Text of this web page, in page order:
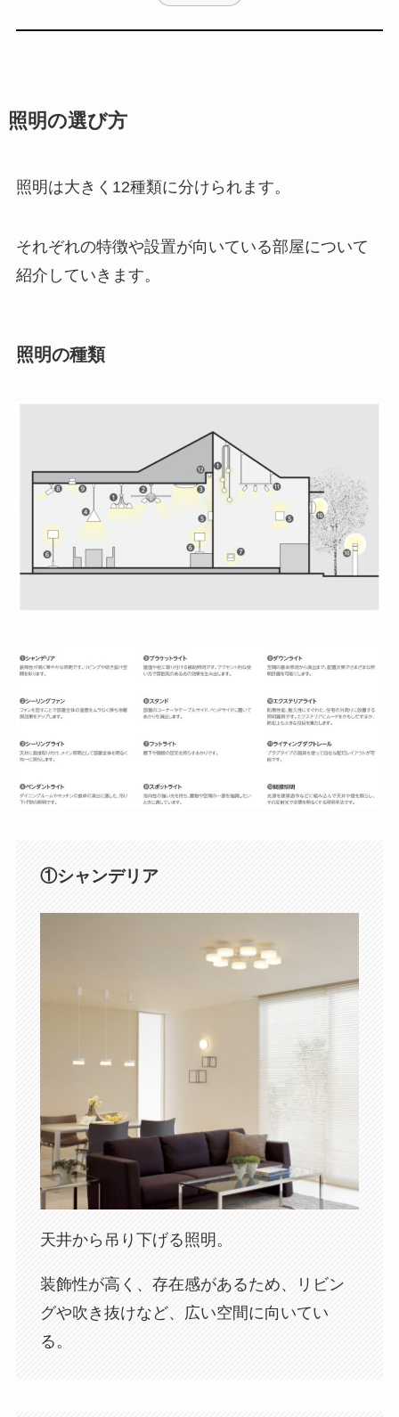
照明の選び方
照明は大きく12種類に分けられます。
それぞれの特徴や設置が向いている部屋について
紹介していきます。
照明の種類
①シャンデリア
天井から吊り下げる照明。
装飾性が高く、存在感があるため、リビン
グや吹き抜けなど、広い空間に向いてい
る。